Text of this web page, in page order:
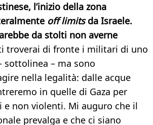
l’inizio della zona
off limitsda Israele.
da stolti non averne
troverai di fronte i militari di uno
sottolinea – ma sono
nella legalità: dalle acque
in quelle di Gaza per
non violenti. Mi auguro che il
prevalga e che ci siano